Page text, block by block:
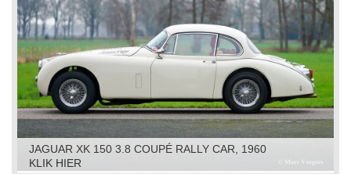
JAGUAR XK 150 3.8 COUPÉ RALLY CAR, 1960
KLIK HIER